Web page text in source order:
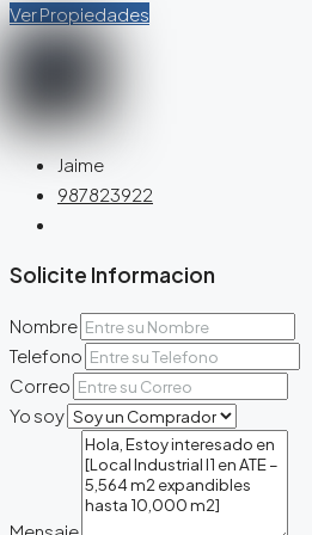
Ver Propiedades
Jaime
987823922
Solicite Informacion
Nombre
Telefono
Correo
Yo soy